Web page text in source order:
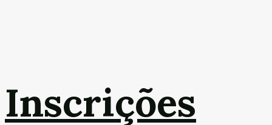
Inscrições